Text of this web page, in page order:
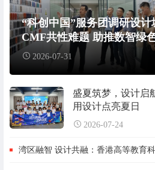
“科创中国”服务团调研设
CMF共性难题 助推数智绿
2026-07-31
盛夏筑梦，设计
用设计点亮夏日
2026-07-24
湾区融智 设计共融：香港高等教育